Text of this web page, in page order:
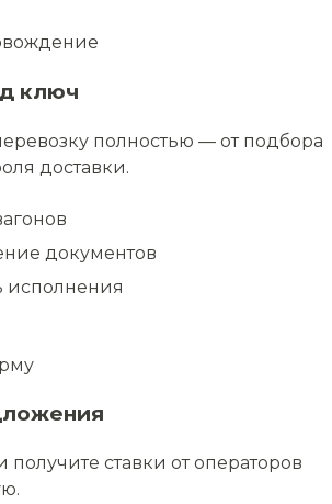
ключ
полностью — от подбора
доставки.
документов
исполнения
получите ставки от операторов